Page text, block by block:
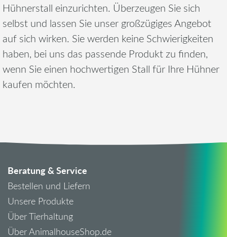
Hühnerstall einzurichten. Überzeugen Sie sich
selbst und lassen Sie unser großzügiges Angebot
auf sich wirken. Sie werden keine Schwierigkeiten
haben, bei uns das passende Produkt zu finden,
wenn Sie einen hochwertigen Stall für Ihre Hühner
kaufen möchten.
Beratung & Service
Bestellen und Liefern
Unsere Produkte
Über Tierhaltung
Über AnimalhouseShop.de